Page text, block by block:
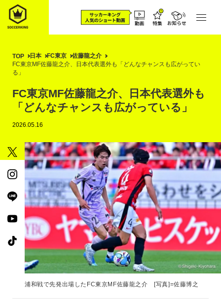
TOP 日本 FC東京
佐藤龍之介
FC東京MF佐藤龍之介、日本代表選外も「どんなチャンスも広がってい
る」
FC東京MF佐藤龍之介、日本代表選外も
「どんなチャンスも広がっている」
2026.05.16
浦和戦で先発出場したFC東京MF佐藤龍之介 [写真]=佐藤博之